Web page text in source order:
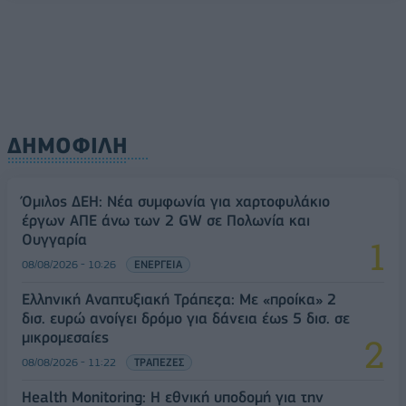
ΔΗΜΟΦΙΛΗ
Όμιλος ΔΕΗ: Νέα συμφωνία για χαρτοφυλάκιο
έργων ΑΠΕ άνω των 2 GW σε Πολωνία και
Ουγγαρία
08/08/2026 - 10:26 ΕΝΕΡΓΕΙΑ
Ελληνική Αναπτυξιακή Τράπεζα: Με «προίκα» 2
δισ. ευρώ ανοίγει δρόμο για δάνεια έως 5 δισ. σε
μικρομεσαίες
08/08/2026 - 11:22 ΤΡΑΠΕΖΕΣ
Health Monitoring: Η εθνική υποδομή για την